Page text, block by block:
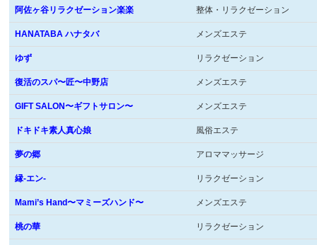
阿佐ヶ谷リラクゼーション楽楽 整体・リラクゼーション
HANATABA ハナタバ メンズエステ
ゆず リラクゼーション
復活のスパ〜匠〜中野店 メンズエステ
GIFT SALON〜ギフトサロン〜 メンズエステ
ドキドキ素人真心娘 風俗エステ
夢の郷 アロママッサージ
縁-エン- リラクゼーション
Mami’s Hand〜マミーズハンド〜 メンズエステ
桃の華 リラクゼーション